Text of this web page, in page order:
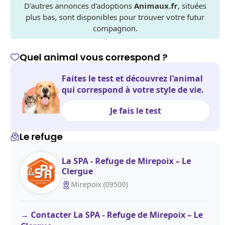
D'autres annonces d'adoptions Animaux.fr, situées
plus bas, sont disponibles pour trouver votre futur
compagnon.
Quel animal vous correspond ?
Faites le test et découvrez l'animal
qui correspond à votre style de vie.
Je fais le test
Le refuge
La SPA - Refuge de Mirepoix – Le
Clergue
Mirepoix (09500)
Contacter La SPA - Refuge de Mirepoix – Le